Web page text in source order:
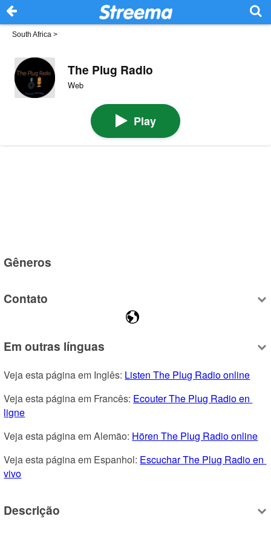
South Africa >
The Plug Radio
Web
Play
Gêneros
Contato
Em outras línguas
Veja esta página em Inglês: Listen The Plug Radio online
Veja esta página em Francês: Ecouter The Plug Radio en
ligne
Veja esta página em Alemão: Hören The Plug Radio online
Veja esta página em Espanhol: Escuchar The Plug Radio en
vivo
Descrição